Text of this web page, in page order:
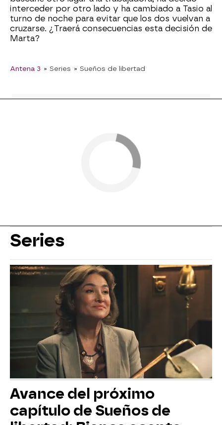
interceder por otro lado y ha cambiado a Tasio al
turno de noche para evitar que los dos vuelvan a
cruzarse. ¿Traerá consecuencias esta decisión de
Marta?
Antena 3 » Series » Sueños de libertad
Series
Avance del próximo
capítulo de Sueños de